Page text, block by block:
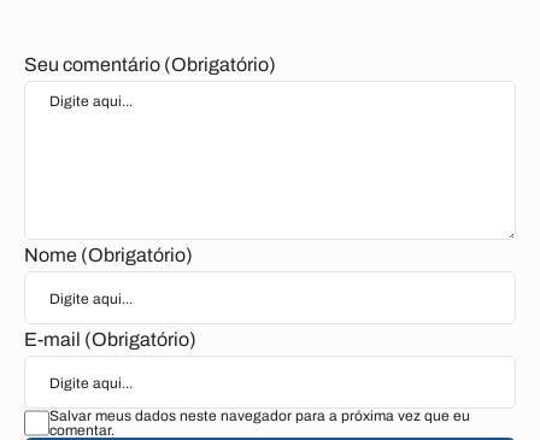
Seu comentário (Obrigatório)
Nome (Obrigatório)
E-mail (Obrigatório)
Salvar meus dados neste navegador para a próxima vez que eu
comentar.